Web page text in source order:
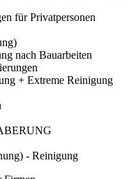
für Privatpersonen
nach Bauarbeiten
+ Extreme Reinigung
- Reinigung